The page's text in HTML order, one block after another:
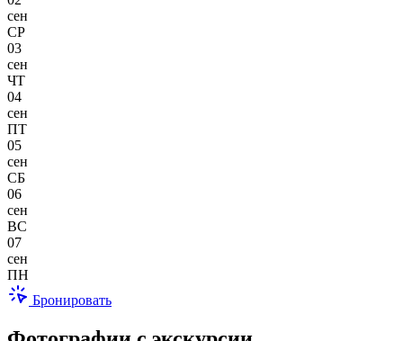
сен
СР
03
сен
ЧТ
04
сен
ПТ
05
сен
СБ
06
сен
ВС
07
сен
ПН
Бронировать